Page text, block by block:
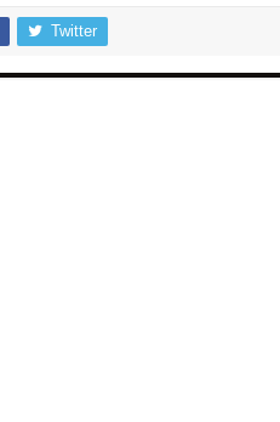
Twitter